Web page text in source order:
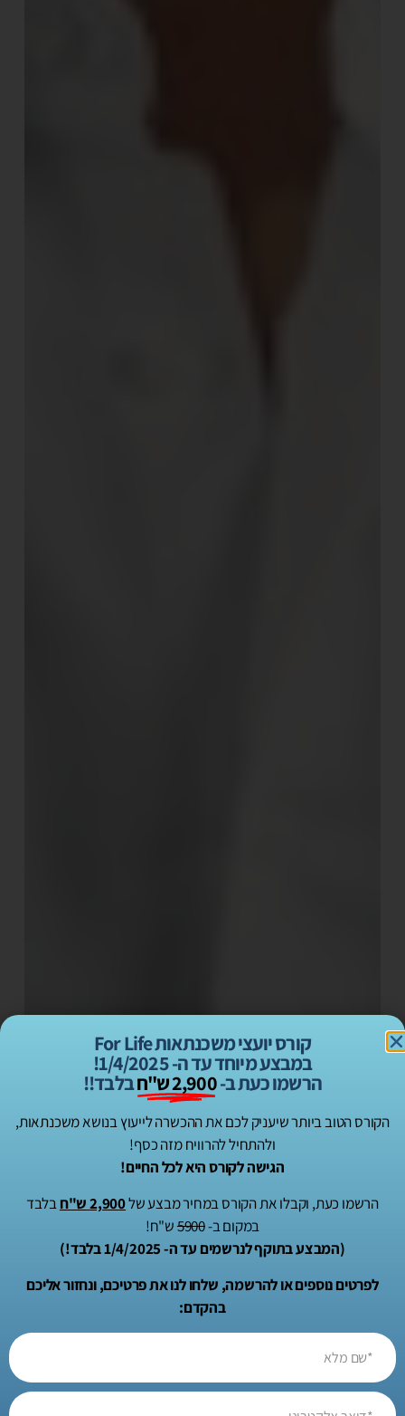
קורס יועצי משכנתאות For Life
במבצע מיוחד עד ה- 1/4/2025!
הרשמו כעת ב-2,900 ש"ח בלבד!!
הקורס הטוב ביותר שיעניק לכם את ההכשרה לייעוץ בנושא משכנתאות,
ולהתחיל להרוויח מזה כסף!
הגישה לקורס היא לכל החיים!
הרשמו כעת, וקבלו את הקורס במחיר מבצע של2,900 ש"ח
בלבד
במקום ב-5900ש"ח!
(המבצע בתוקף לנרשמים עד ה- 1/4/2025 בלבד!)
לפרטים נוספים או להרשמה, שלחו לנו את פרטיכם, ונחזור אליכם
בהקדם: